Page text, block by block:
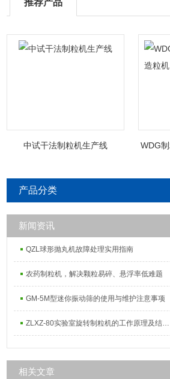
推荐产品
中试干法制粒机生产线 WDG
产品分类
新闻资讯
QZL球形抛丸机故障处理实用指南
农药制粒机，解决颗粒易碎、悬浮率低难题
GM-5M型迷你振动筛的使用与维护注意事项
ZLXZ-80实验室旋转制粒机的工作原理及结构组成
相关文章